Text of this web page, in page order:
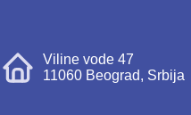
Viline vode 47
11060 Beograd, Srbija